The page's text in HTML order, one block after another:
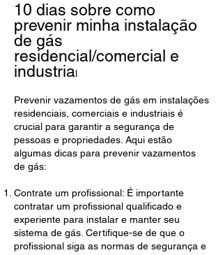
10 dias sobre como
prevenir minha instalação
de gás
residencial/comercial e
industrial
Prevenir vazamentos de gás em instalações
residenciais, comerciais e industriais é
crucial para garantir a segurança de
pessoas e propriedades. Aqui estão
algumas dicas para prevenir vazamentos
de gás:
Contrate um profissional: É importante
contratar um profissional qualificado e
experiente para instalar e manter seu
sistema de gás. Certifique-se de que o
profissional siga as normas de segurança e